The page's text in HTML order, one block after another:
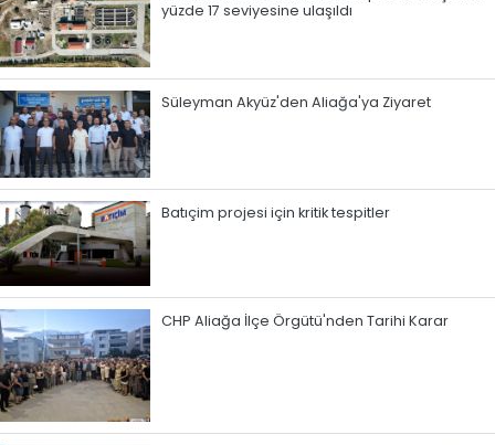
yüzde 17 seviyesine ulaşıldı
Süleyman Akyüz'den Aliağa'ya Ziyaret
Batıçim projesi için kritik tespitler
CHP Aliağa İlçe Örgütü'nden Tarihi Karar